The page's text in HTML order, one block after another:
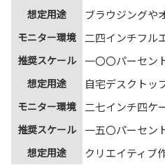
想定用途 ブラウジングや
モニター環境 二四インチフル
推奨スケール 一〇〇パーセン
想定用途 自宅デスクトッ
モニター環境 二七インチ四ケ
推奨スケール 一五〇パーセン
想定用途 クリエイティブ